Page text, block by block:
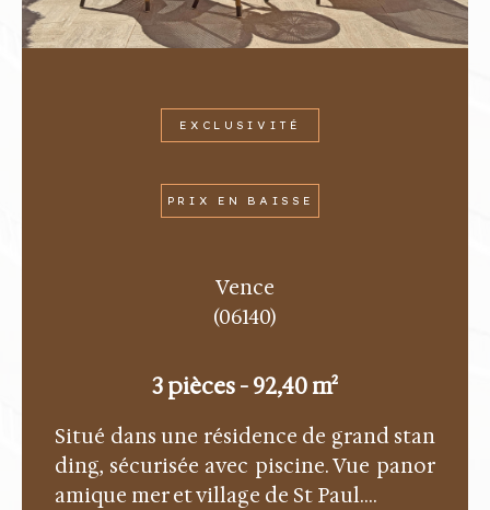
EXCLUSIVITÉ
PRIX EN BAISSE
Vence
(06140)
3 pièces - 92,40 m²
Situé dans une résidence de grand stan
ding, sécurisée avec piscine. Vue panor
amique mer et village de St Paul....